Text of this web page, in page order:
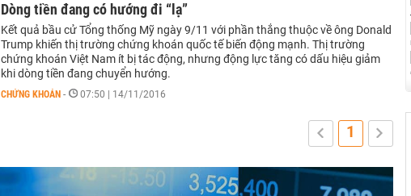
Dòng tiền đang có hướng đi “lạ”
Kết quả bầu cử Tổng thống Mỹ ngày 9/11 với phần thắng thuộc về ông Donald
Trump khiến thị trường chứng khoán quốc tế biến động mạnh. Thị trường
chứng khoán Việt Nam ít bị tác động, nhưng động lực tăng có dấu hiệu giảm
khi dòng tiền đang chuyển hướng.
CHỨNG KHOÁN - 07:50 | 14/11/2016
1